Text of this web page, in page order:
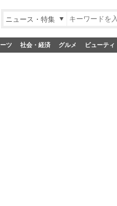
ニュース・特集
ツ 社会・経済 グルメ ビューティ